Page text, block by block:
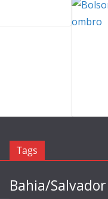
Tags
Bahia/Salvador